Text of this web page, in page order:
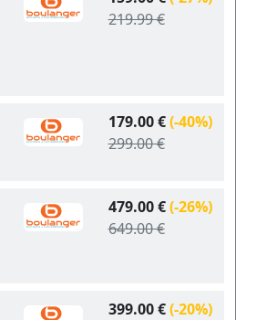
219.99 €
179.00 €(-40%)
299.00 €
479.00 €(-26%)
649.00 €
399.00 €(-20%)